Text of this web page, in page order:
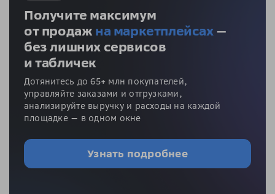
Получите максимум
от продаж на маркетплейсах—
без лишних сервисов
и табличек
Дотянитесь до 65+ млн покупателей,
управляйте заказами и отгрузками,
анализируйте выручку и расходы на каждой
площадке — в одном окне
Узнать подробнее